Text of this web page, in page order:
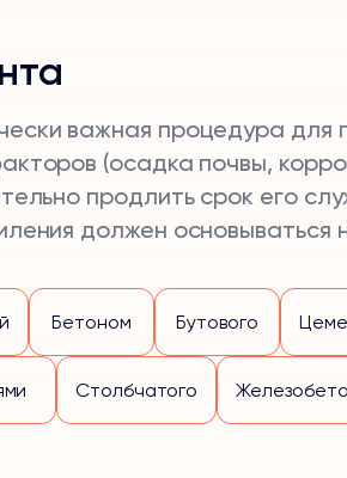
важная процедура
(осадка почвы,
продлить срок его
должен
Бетоном Бутового
Столбчатого